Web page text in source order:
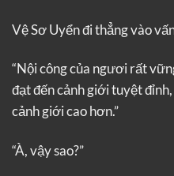
Vệ Sơ Uyển đi thẳng vào
“Nội công của ngươi rất
đạt đến cảnh giới tuyệt
cảnh giới cao hơn.”
“À, vậy sao?”